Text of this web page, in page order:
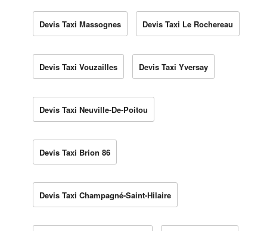
Devis Taxi Massognes Devis Taxi Le Rochereau
Devis Taxi Vouzailles Devis Taxi Yversay
Devis Taxi Neuville-De-Poitou
Devis Taxi Brion 86
Devis Taxi Champagné-Saint-Hilaire